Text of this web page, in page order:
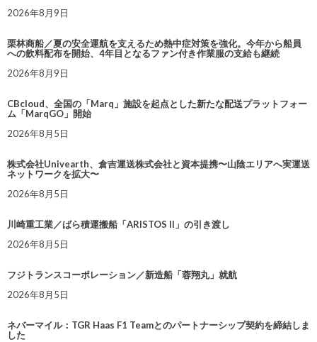
2026年8月9日
栗林商船／夏の安全運航を支えるため熱中症対策を強化。今年から船員
への飲料配布を開始、4年目となるファン付き作業服の支給も継続
2026年8月9日
CBcloud、全国の「Marq」施設を起点とした新たな配送プラットフォー
ム「MarqGO」開始
2026年8月5日
株式会社Univearth、倉吉運送株式会社と資本提携〜山陰エリアへ実運送
ネットワークを拡大〜
2026年8月5日
川崎重工業／ばら積運搬船「ARISTOS II」の引き渡し
2026年8月5日
フジトランスコーポレーション／新造船「蓉翔丸」就航
2026年8月5日
ネバーマイル：TGR Haas F1 Teamとのパートナーシップ契約を締結しま
した